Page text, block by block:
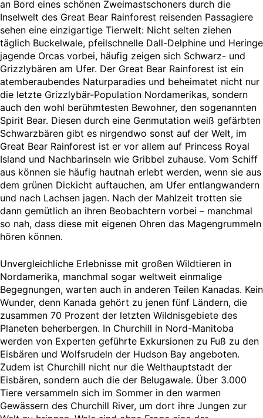
an Bord eines schönen Zweimastschoners durch die
Inselwelt des Great Bear Rainforest reisenden Passagiere
sehen eine einzigartige Tierwelt: Nicht selten ziehen
täglich Buckelwale, pfeilschnelle Dall-Delphine und Heringe
jagende Orcas vorbei, häufig zeigen sich Schwarz- und
Grizzlybären am Ufer. Der Great Bear Rainforest ist ein
atemberaubendes Naturparadies und beheimatet nicht nur
die letzte Grizzlybär-Population Nordamerikas, sondern
auch den wohl berühmtesten Bewohner, den sogenannten
Spirit Bear. Diesen durch eine Genmutation weiß gefärbten
Schwarzbären gibt es nirgendwo sonst auf der Welt, im
Great Bear Rainforest ist er vor allem auf Princess Royal
Island und Nachbarinseln wie Gribbel zuhause. Vom Schiff
aus können sie häufig hautnah erlebt werden, wenn sie aus
dem grünen Dickicht auftauchen, am Ufer entlangwandern
und nach Lachsen jagen. Nach der Mahlzeit trotten sie
dann gemütlich an ihren Beobachtern vorbei – manchmal
so nah, dass diese mit eigenen Ohren das Magengrummeln
hören können.
Unvergleichliche Erlebnisse mit großen Wildtieren in
Nordamerika, manchmal sogar weltweit einmalige
Begegnungen, warten auch in anderen Teilen Kanadas. Kein
Wunder, denn Kanada gehört zu jenen fünf Ländern, die
zusammen 70 Prozent der letzten Wildnisgebiete des
Planeten beherbergen. In Churchill in Nord-Manitoba
werden von Experten geführte Exkursionen zu Fuß zu den
Eisbären und Wolfsrudeln der Hudson Bay angeboten.
Zudem ist Churchill nicht nur die Welthauptstadt der
Eisbären, sondern auch die der Belugawale. Über 3.000
Tiere versammeln sich im Sommer in den warmen
Gewässern des Churchill River, um dort ihre Jungen zur